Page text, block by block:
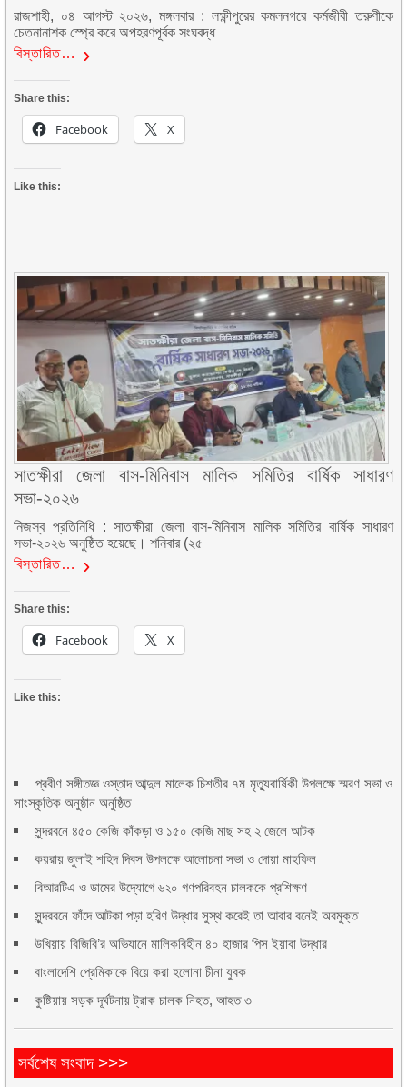
রাজশাহী, ০৪ আগস্ট ২০২৬, মঙ্গলবার : লক্ষ্ণীপুরের কমলনগরে কর্মজীবী তরুণীকে
চেতনানাশক স্প্রে করে অপহরণপূর্বক সংঘবদ্ধ
বিস্তারিত…
Share this:
Facebook X
Like this:
সাতক্ষীরা জেলা বাস-মিনিবাস মালিক সমিতির বার্ষিক সাধারণ
সভা-২০২৬
নিজস্ব প্রতিনিধি : সাতক্ষীরা জেলা বাস-মিনিবাস মালিক সমিতির বার্ষিক সাধারণ
সভা-২০২৬ অনুষ্ঠিত হয়েছে। শনিবার (২৫
বিস্তারিত…
Share this:
Facebook X
Like this:
প্রবীণ সঙ্গীতজ্ঞ ওস্তাদ আব্দুল মালেক চিশতীর ৭ম মৃত্যুবার্ষিকী উপলক্ষে স্মরণ সভা ও
সাংস্কৃতিক অনুষ্ঠান অনুষ্ঠিত
সুন্দরবনে ৪৫০ কেজি কাঁকড়া ও ১৫০ কেজি মাছ সহ ২ জেলে আটক
কয়রায় জুলাই শহিদ দিবস উপলক্ষে আলোচনা সভা ও দোয়া মাহফিল
বিআরটিএ ও ডামের উদ্যোগে ৬২০ গণপরিবহন চালককে প্রশিক্ষণ
সুন্দরবনে ফাঁদে আটকা পড়া হরিণ উদ্ধার সুস্থ করেই তা আবার বনেই অবমুক্ত
উখিয়ায় বিজিবি’র অভিযানে মালিকবিহীন ৪০ হাজার পিস ইয়াবা উদ্ধার
বাংলাদেশি প্রেমিকাকে বিয়ে করা হলোনা চীনা যুবক
কুষ্টিয়ায় সড়ক দূর্ঘটনায় ট্রাক চালক নিহত, আহত ৩
সর্বশেষ সংবাদ >>>